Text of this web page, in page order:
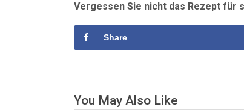
Vergessen Sie nicht das Rezept für
Share
You May Also Like